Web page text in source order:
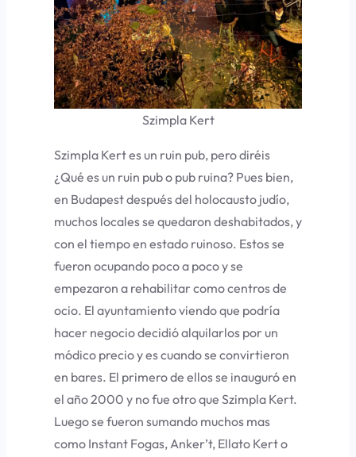
Szimpla Kert
Szimpla Kert es un ruin pub, pero diréis
¿Qué es un ruin pub o pub ruina? Pues bien,
en Budapest después del holocausto judío,
muchos locales se quedaron deshabitados, y
con el tiempo en estado ruinoso. Estos se
fueron ocupando poco a poco y se
empezaron a rehabilitar como centros de
ocio. El ayuntamiento viendo que podría
hacer negocio decidió alquilarlos por un
módico precio y es cuando se convirtieron
en bares. El primero de ellos se inauguró en
el año 2000 y no fue otro que Szimpla Kert.
Luego se fueron sumando muchos mas
como Instant Fogas, Anker’t, Ellato Kert o